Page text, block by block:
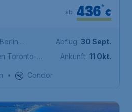
€
436*
ab
Toronto-
Abflug: 30 Sept.
Ankunft: 11 Okt.
• Condor